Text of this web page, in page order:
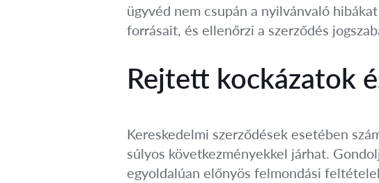
ügyvéd nem csupán a nyilvánvaló
forrásait, és ellenőrzi a szerződés
Rejtett kockázatok
Kereskedelmi szerződések esetében
súlyos következményekkel járhat.
egyoldalúan előnyös felmondási